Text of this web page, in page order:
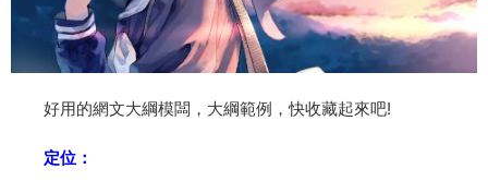
好用的網文大綱模闆，大綱範例，快收藏起來吧!
定位：